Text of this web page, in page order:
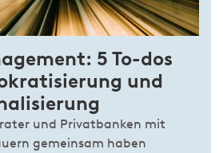
5 To-dos
und
und Privatbanken mit
gemeinsam haben